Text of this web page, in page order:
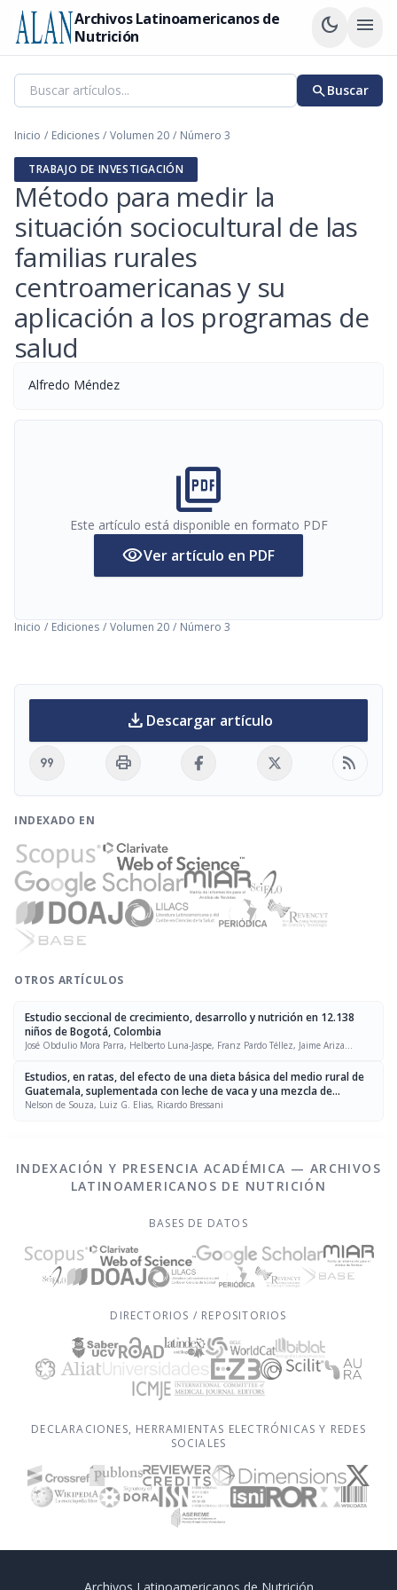
Archivos Latinoamericanos de
Nutrición
dark_mode menu
searchBuscar
Inicio / Ediciones / Volumen 20 / Número 3
TRABAJO DE INVESTIGACIÓN
Método para medir la
situación sociocultural de las
familias rurales
centroamericanas y su
aplicación a los programas de
salud
Alfredo Méndez
picture_as_pdf
Este artículo está disponible en formato PDF
visibilityVer artículo en PDF
Inicio / Ediciones / Volumen 20 / Número 3
download Descargar artículo
format_quote print rss_feed
INDEXADO EN
OTROS ARTÍCULOS
Estudio seccional de crecimiento, desarrollo y nutrición en 12.138
niños de Bogotá, Colombia
José Obdulio Mora Parra, Helberto Luna-Jaspe, Franz Pardo Téllez, Jaime Ariza
Estudios, en ratas, del efecto de una dieta básica del medio rural de
Guatemala, suplementada con leche de vaca y una mezcla de
proteínas
Nelson de Souza, Luiz G. Elias, Ricardo Bressani
INDEXACIÓN Y PRESENCIA ACADÉMICA — ARCHIVOS
LATINOAMERICANOS DE NUTRICIÓN
BASES DE DATOS
DIRECTORIOS / REPOSITORIOS
DECLARACIONES, HERRAMIENTAS ELECTRÓNICAS Y REDES
SOCIALES